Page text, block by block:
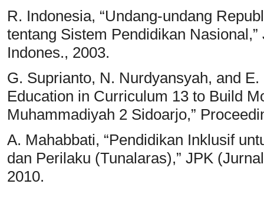
R. Indonesia, “Undang-undang
tentang Sistem Pendidikan
Indones., 2003.
G. Suprianto, N. Nurdyansyah, and
Education in Curriculum 13 to Build
Muhammadiyah 2 Sidoarjo,”
A. Mahabbati, “Pendidikan Inklusif
dan Perilaku (Tunalaras),” JPK
2010.